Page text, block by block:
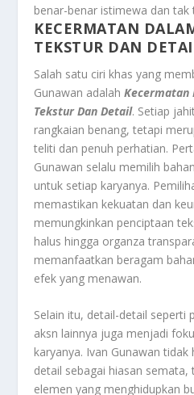
benar-benar istimewa dan tak
KECERMATAN
TEKSTUR DAN
Salah satu ciri khas yang
Gunawan adalahKecermatan
Tekstur Dan Detail. Setiap
rangkaian benang, tetapi
teliti dan penuh perhatian.
Gunawan selalu memilih
untuk setiap karyanya.
memastikan kekuatan dan
memungkinkan penciptaan
halus hingga organza
memanfaatkan beragam
efek yang menawan.
Selain itu, detail-detail seperti
aksn lainnya juga menjadi
karyanya. Ivan Gunawan
detail sebagai hiasan semata,
elemen yang menghidupkan